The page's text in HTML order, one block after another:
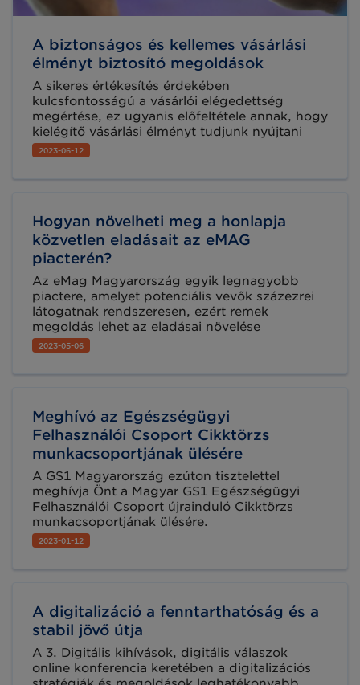
A biztonságos és kellemes vásárlási
élményt biztosító megoldások
A sikeres értékesítés érdekében
kulcsfontosságú a vásárlói elégedettség
megértése, ez ugyanis előfeltétele annak, hogy
kielégítő vásárlási élményt tudjunk nyújtani
ügyfeleinknek. Ha rendelkezünk ezekkel az
információkkal, ha naprakész visszajelzéseink
kiiktathatjuk ezeket a hiányosságokat és olyan
vásárlói élményt nyújthatunk, amivel
elérhetjük, hogy a vásárlók visszatérjenek az
oldalra. Erről szól partnerünk, az easySales
cikke.
2023-06-12
Hogyan növelheti meg a honlapja
közvetlen eladásait az eMAG
piacterén?
Az eMag Magyarország egyik legnagyobb
piactere, amelyet potenciális vevők százezrei
látogatnak rendszeresen, ezért remek
megoldás lehet az eladásai növelése
szempontjából, ha megjelenik ezen a
platformon. Ennek több előnye is van,
stratégiáját. Az eladási eredmények, a
bevételek jelentősen növelhetők a downsell
alkalmazásával. Hogy pontosan mit is rejt ez a
fogalom és hogyan lehet belőle profitálni,
kiderül cikkünkből.
2023-05-06
Meghívó az Egészségügyi
Felhasználói Csoport Cikktörzs
munkacsoportjának ülésére
A GS1 Magyarország ezúton tisztelettel
meghívja Önt a Magyar GS1 Egészségügyi
Felhasználói Csoport újrainduló Cikktörzs
munkacsoportjának ülésére.
2023-01-12
A digitalizáció a fenntarthatóság és a
stabil jövő útja
A 3. Digitális kihívások, digitális válaszok
online konferencia keretében a digitalizációs